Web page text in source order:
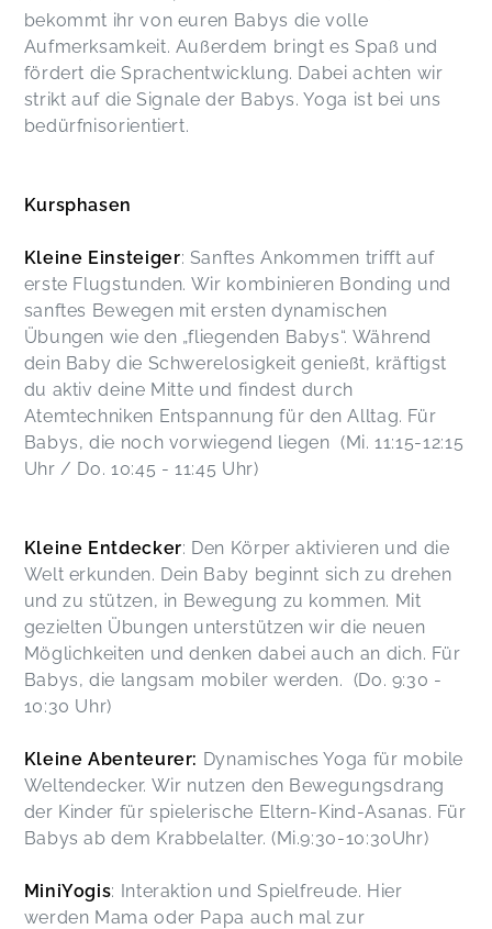
bekommt ihr von euren Babys die volle
Aufmerksamkeit. Außerdem bringt es Spaß und
fördert die Sprachentwicklung. Dabei achten wir
strikt auf die Signale der Babys. Yoga ist bei uns
bedürfnisorientiert.
Kursphasen
Kleine Einsteiger: Sanftes Ankommen trifft auf
erste Flugstunden. Wir kombinieren Bonding und
sanftes Bewegen mit ersten dynamischen
Übungen wie den „fliegenden Babys“. Während
dein Baby die Schwerelosigkeit genießt, kräftigst
du aktiv deine Mitte und findest durch
Atemtechniken Entspannung für den Alltag. Für
Babys, die noch vorwiegend liegen (Mi. 11:15-12:15
Uhr / Do. 10:45 - 11:45 Uhr)
Kleine Entdecker: Den Körper aktivieren und die
Welt erkunden. Dein Baby beginnt sich zu drehen
und zu stützen, in Bewegung zu kommen. Mit
gezielten Übungen unterstützen wir die neuen
Möglichkeiten und denken dabei auch an dich. Für
Babys, die langsam mobiler werden. (Do. 9:30 -
10:30 Uhr)
Kleine Abenteurer: Dynamisches Yoga für mobile
Weltendecker. Wir nutzen den Bewegungsdrang
der Kinder für spielerische Eltern-Kind-Asanas. Für
Babys ab dem Krabbelalter. (Mi.9:30-10:30Uhr)
MiniYogis: Interaktion und Spielfreude. Hier
werden Mama oder Papa auch mal zur